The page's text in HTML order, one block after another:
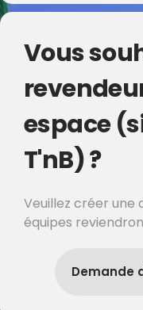
Vous
espace
T'nB) ?
Veuillez créer une
équipes
Demande